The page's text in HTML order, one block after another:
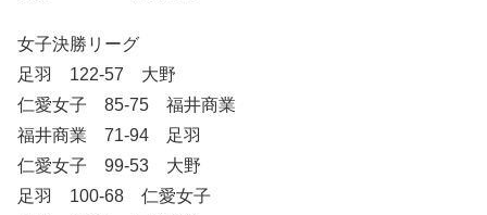
女子決勝リーグ
足羽 122-57 大野
仁愛女子 85-75 福井商業
福井商業 71-94 足羽
仁愛女子 99-53 大野
足羽 100-68 仁愛女子